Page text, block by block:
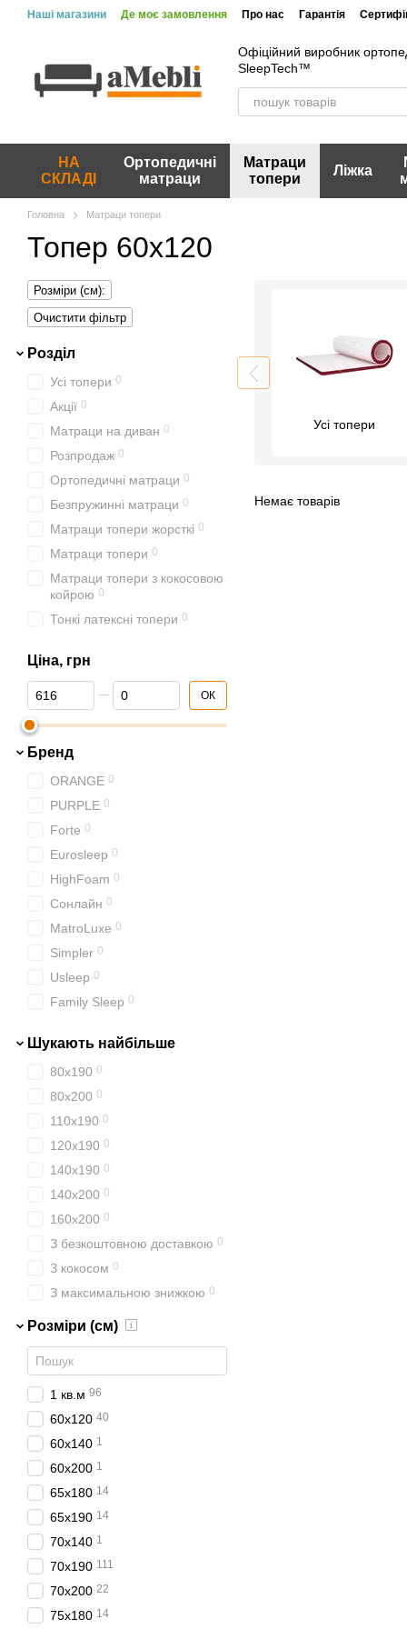
Перейти до основного контенту
Наші магазини Де моє замовлення Про нас Гарантія
Офіційний виробник
SleepTech™
НА
СКЛАДІ
Ортопедичні
матраци
Матраци
топери
Ліжка
Головна Матраци топери
Топер 60x120
Усі топери
Немає товарів
Розміри (см):
Очистити фільтр
Розділ
Усі топери 0
Акції 0
Матраци на диван 0
Розпродаж 0
Ортопедичні матраци 0
Безпружинні матраци 0
Матраци топери жорсткі 0
Матраци топери 0
Матраци топери з кокосовою
койрою 0
Тонкі латексні топери 0
Матраци топери 160х190
Матраци топери 160х200 0
кокосом 0
Матраци TVSHOP
Ціна, грн
Від Ціна, грн
До Ціна, грн ОК
Бренд
ORANGE 0
PURPLE 0
Forte 0
Eurosleep 0
HighFoam 0
Сонлайн 0
MatroLuxe 0
Simpler 0
Usleep 0
Family Sleep 0
Шукають найбільше
80х190 0
80х200 0
110х190 0
120х190 0
140х190 0
140х200 0
160х200 0
З безкоштовною доставкою 0
З кокосом 0
З максимальною знижкою 0
Розміри (см)
1 кв.м 96
60х120 40
60х140 1
60х200 1
65х180 14
65х190 14
70x140 1
70x190 111
70х200 22
75х180 14